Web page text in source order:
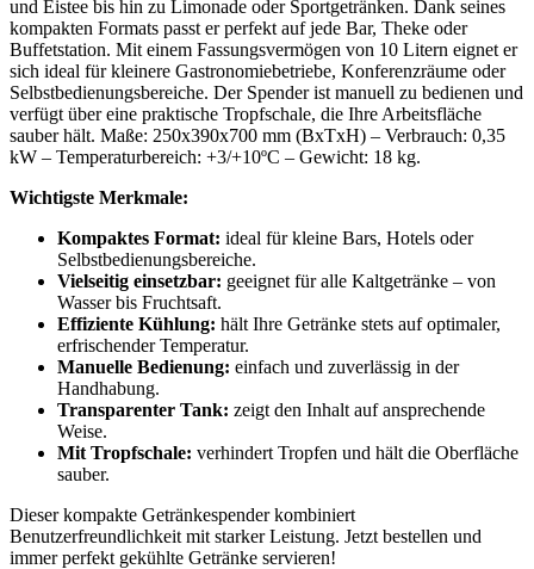
und Eistee bis hin zu Limonade oder Sportgetränken. Dank seines
kompakten Formats passt er perfekt auf jede Bar, Theke oder
Buffetstation. Mit einem Fassungsvermögen von 10 Litern eignet er
sich ideal für kleinere Gastronomiebetriebe, Konferenzräume oder
Selbstbedienungsbereiche. Der Spender ist manuell zu bedienen und
verfügt über eine praktische Tropfschale, die Ihre Arbeitsfläche
sauber hält. Maße: 250x390x700 mm (BxTxH) – Verbrauch: 0,35
kW – Temperaturbereich: +3/+10ºC – Gewicht: 18 kg.
Wichtigste Merkmale:
Kompaktes Format: ideal für kleine Bars, Hotels oder
Selbstbedienungsbereiche.
Vielseitig einsetzbar: geeignet für alle Kaltgetränke – von
Wasser bis Fruchtsaft.
Effiziente Kühlung: hält Ihre Getränke stets auf optimaler,
erfrischender Temperatur.
Manuelle Bedienung: einfach und zuverlässig in der
Handhabung.
Transparenter Tank: zeigt den Inhalt auf ansprechende
Weise.
Mit Tropfschale: verhindert Tropfen und hält die Oberfläche
sauber.
Dieser kompakte Getränkespender kombiniert
Benutzerfreundlichkeit mit starker Leistung. Jetzt bestellen und
immer perfekt gekühlte Getränke servieren!